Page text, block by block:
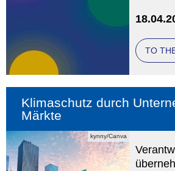
TO
kynny/Canva
Klimaschutz durch
Märkte